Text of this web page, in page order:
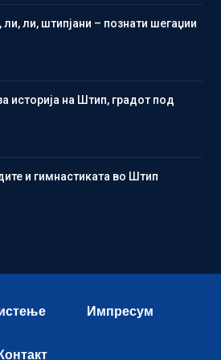
ли, ли, штипјани – познати шегаџии
историја на Штип, градот под
и гимнастиката во Штип
Импресум
Контакт